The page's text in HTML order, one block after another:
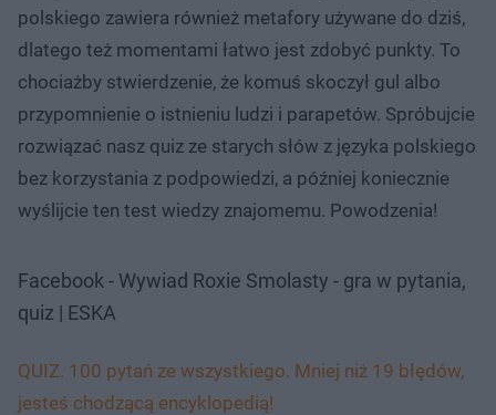
polskiego zawiera również metafory używane do dziś,
dlatego też momentami łatwo jest zdobyć punkty. To
chociażby stwierdzenie, że komuś skoczył gul albo
przypomnienie o istnieniu ludzi i parapetów. Spróbujcie
rozwiązać nasz quiz ze starych słów z języka polskiego
bez korzystania z podpowiedzi, a później koniecznie
wyślijcie ten test wiedzy znajomemu. Powodzenia!
Facebook - Wywiad Roxie Smolasty - gra w pytania,
quiz | ESKA
QUIZ. 100 pytań ze wszystkiego. Mniej niż 19 błędów,
jesteś chodzącą encyklopedią!